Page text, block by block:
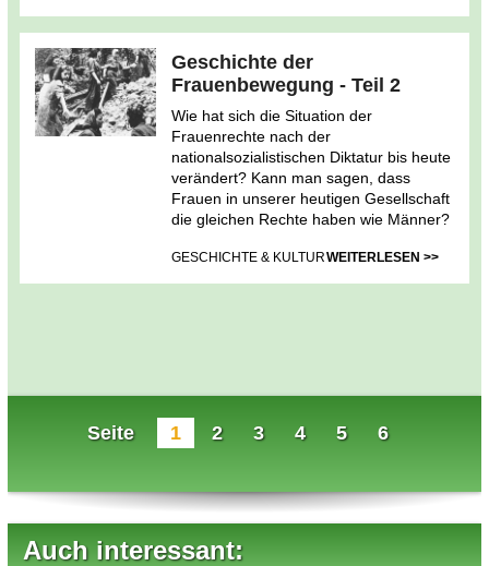
Geschichte der
Frauenbewegung - Teil 2
Wie hat sich die Situation der
Frauenrechte nach der
nationalsozialistischen Diktatur bis heute
verändert? Kann man sagen, dass
Frauen in unserer heutigen Gesellschaft
die gleichen Rechte haben wie Männer?
GESCHICHTE & KULTURWEITERLESEN >>
Seite 1 2 3 4 5 6
Auch interessant: